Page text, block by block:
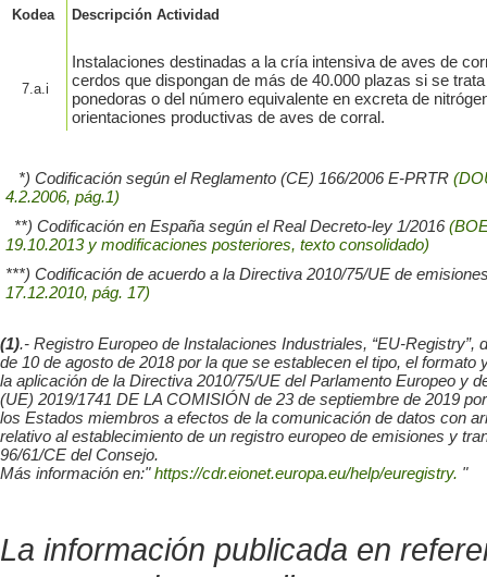
Kodea Descripción Actividad
7.a.i
Instalaciones destinadas a la cría intensiva de aves de
cerdos que dispongan de más de 40.000 plazas si se
ponedoras o del número equivalente en excreta de
orientaciones productivas de aves de corral.
*) Codificación según el Reglamento (CE) 166/2006 E-PRTR
4.2.2006, pág.1)
**) Codificación en España según el Real Decreto-ley 1/2016
19.10.2013 y modificaciones posteriores, texto consolidado)
***) Codificación de acuerdo a la Directiva 2010/75/UE de
17.12.2010, pág. 17)
(1).- Registro Europeo de Instalaciones Industriales, “EU-
de 10 de agosto de 2018 por la que se establecen el tipo, el
la aplicación de la Directiva 2010/75/UE del Parlamento Europeo
(UE) 2019/1741 DE LA COMISIÓN de 23 de septiembre de 2019
los Estados miembros a efectos de la comunicación de datos con
relativo al establecimiento de un registro europeo de emisiones y
96/61/CE del Consejo.
Más información en:"https://cdr.eionet.europa.eu/help/euregistry. "
La información publicada en